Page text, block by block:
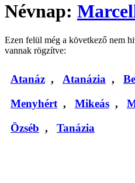
Névnap:
Ezen felül még a következő nem
vannak rögzítve:
Atanáz , Atanázia ,
Menyhért , Mikeás ,
Özséb , Tanázia